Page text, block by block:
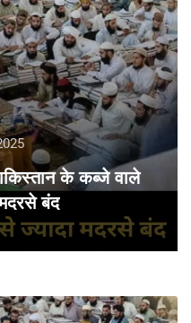
के कब्जे वाले
बंद